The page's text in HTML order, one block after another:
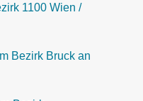
1100 Wien /
Bezirk Bruck an